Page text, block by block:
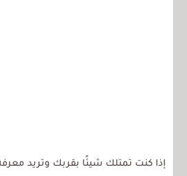
إذا كنت تمتلك شيئًا بقربك وتريد